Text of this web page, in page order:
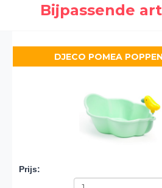
Bijpassende
DJECO POMEA
Prijs: